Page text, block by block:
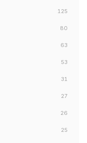
125
80
63
53
31
27
26
25